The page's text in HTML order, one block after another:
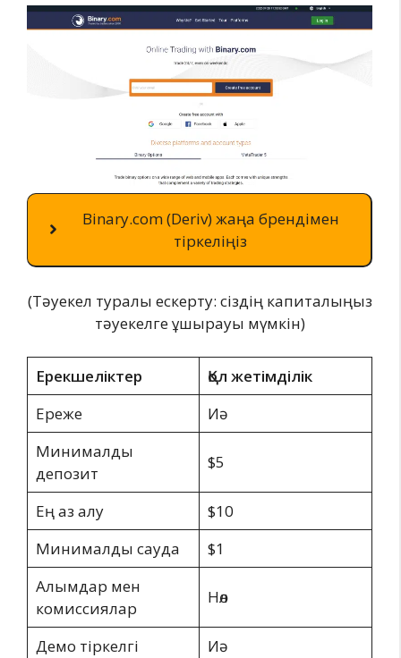
Binary.com (Deriv) жаңа брендімен
тіркеліңіз
(Тәуекел туралы ескерту: сіздің капиталыңыз
тәуекелге ұшырауы мүмкін)
Ерекшеліктер
Қол жетімділік
Ереже
Иә
Минималды
депозит
$5
Ең аз алу
$10
Минималды сауда
$1
Алымдар мен
комиссиялар
Нөл
Демо тіркелгі
Иә